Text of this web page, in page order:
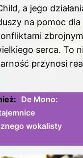
a jego
na pomoc dla
serca. To
przynosi
De Mono:
wokalisty